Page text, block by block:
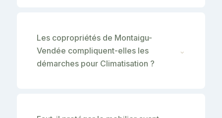
Les copropriétés de Montaigu-
Vendée compliquent-elles les
démarches pour Climatisation ?
⌄